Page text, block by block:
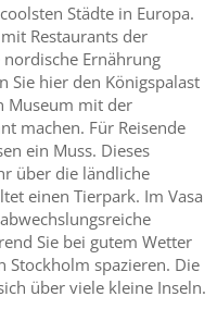
Städte in Europa.
Restaurants der
Ernährung
Sie hier den Königspalast
Museum mit der
machen. Für Reisende
ein Muss. Dieses
über die ländliche
einen Tierpark. Im Vasa
Sie bei gutem Wetter
Stockholm spazieren. Die
über viele kleine Inseln.